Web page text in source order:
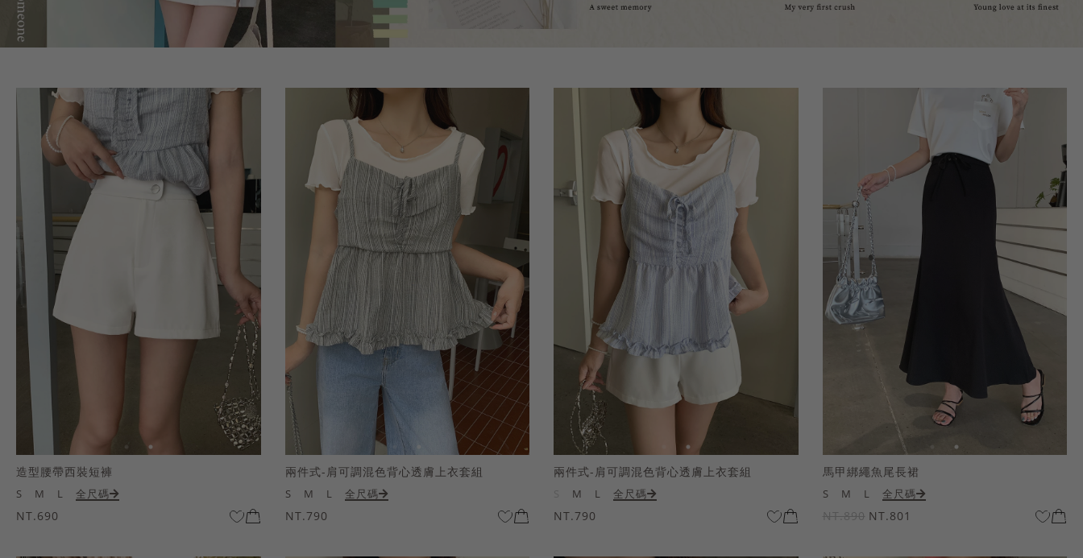
造型腰帶西裝短褲
S M L 全尺碼
NT.690
兩件式-肩可調混色背心透膚上衣套組
S M L 全尺碼
NT.790
兩件式-肩可調混色背心透膚上衣套組
M L 全尺碼
NT.790
馬甲綁繩魚尾長裙
S M L 全尺碼
NT.890 NT.801